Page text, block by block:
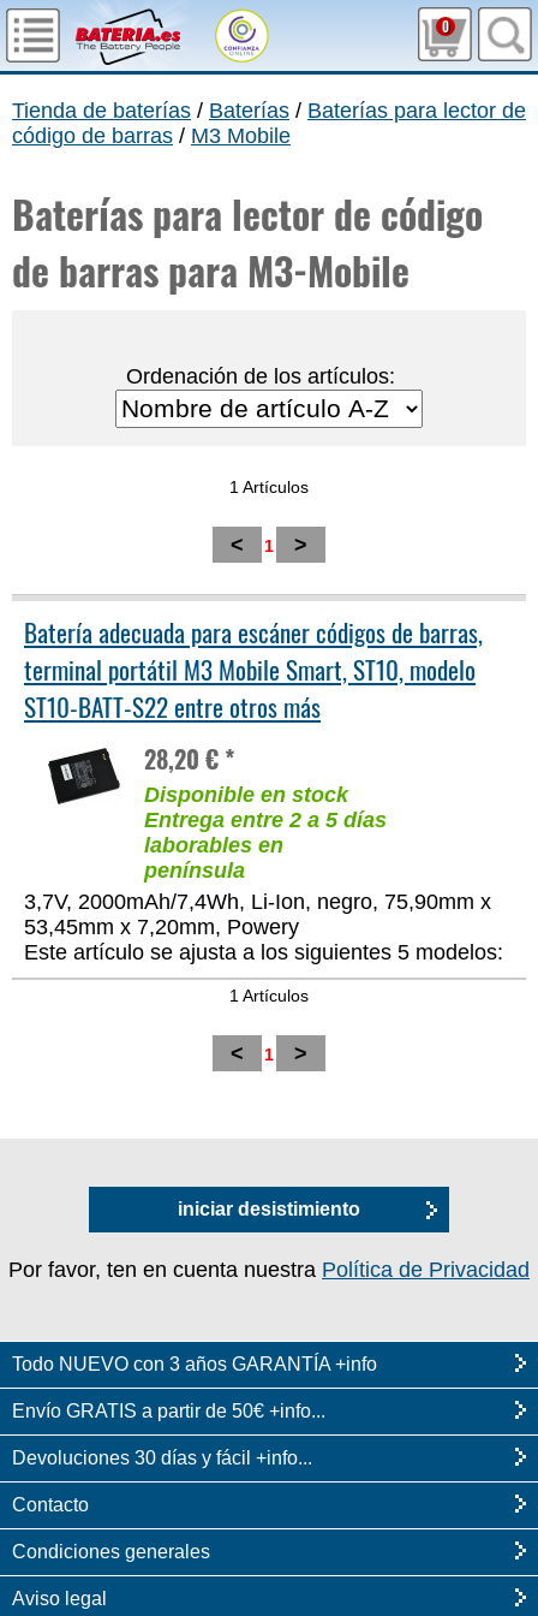
0
Tienda de baterías / Baterías / Baterías para lector de
código de barras / M3 Mobile
Baterías para lector de código
de barras para M3-Mobile
Ordenación de los artículos:
1 Artículos
< 1 >
Batería adecuada para escáner códigos de barras,
terminal portátil M3 Mobile Smart, ST10, modelo
ST10-BATT-S22 entre otros más
28,20 € *
Disponible en stock
Entrega entre 2 a 5 días
laborables en
península
3,7V, 2000mAh/7,4Wh, Li-Ion, negro, 75,90mm x
53,45mm x 7,20mm, Powery
Este artículo se ajusta a los siguientes 5 modelos:
1 Artículos
< 1 >
iniciar desistimiento
Por favor, ten en cuenta nuestra Política de Privacidad
Todo NUEVO con 3 años GARANTÍA +info
Envío GRATIS a partir de 50€ +info...
Devoluciones 30 días y fácil +info...
Contacto
Condiciones generales
Aviso legal